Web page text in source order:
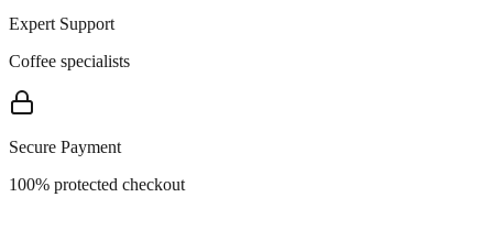
Expert Support
Coffee specialists
Secure Payment
100% protected checkout